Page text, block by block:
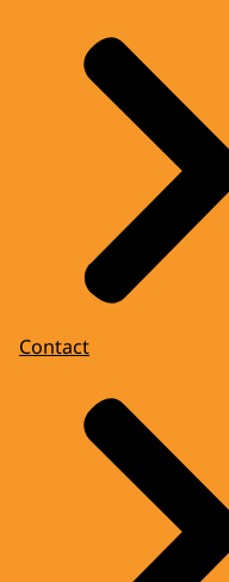
Contact